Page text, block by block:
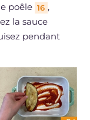
poêle 16 ,
la sauce
pendant